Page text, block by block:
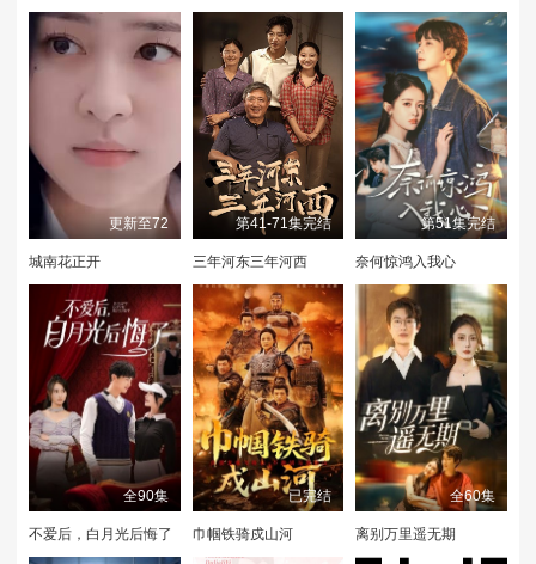
更新至72
城南花正开
第41-71集完结
三年河东三年河西
第51集完结
奈何惊鸿入我心
全90集
不爱后，白月光后悔了
已完结
巾帼铁骑戍山河
全60集
离别万里遥无期